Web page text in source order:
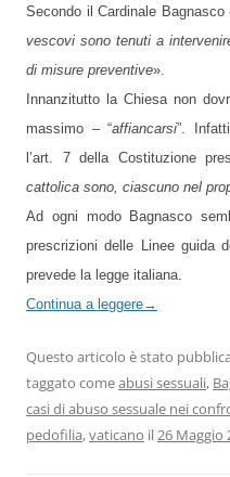
Secondo il Cardinale Bagnasco
vescovi sono tenuti a
di misure preventive».
Innanzitutto la Chiesa non
massimo – “affiancarsi”.
l’art. 7 della Costituzione
cattolica sono, ciascuno nel
Ad ogni modo Bagnasco
prescrizioni delle Linee guida
prevede la legge italiana.
Continua a leggere→
Questo articolo è stato
taggato comeabusi sessuali,
casi di abuso sessuale nei
pedofilia,vaticano il26 Maggio